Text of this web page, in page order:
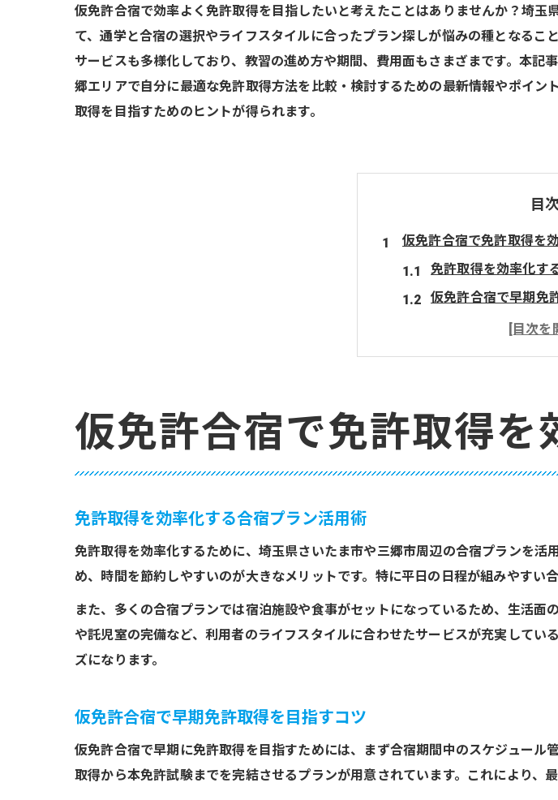
仮免許合宿で効率よく免許取得を目指したいと考えたことはありませんか？埼
て、通学と合宿の選択やライフスタイルに合ったプラン探しが悩みの種となる
サービスも多様化しており、教習の進め方や期間、費用面もさまざまです。本
郷エリアで自分に最適な免許取得方法を比較・検討するための最新情報やポイ
取得を目指すためのヒントが得られます。
目
仮免許合宿で免許取得を
免許取得を効率化す
仮免許合宿で早期免
家事と両立できる免
免許取得に向けた教
埼玉県さいたま市三郷市
免許取得に最適な合
三郷市で免許取得す
口コミで選ぶ！三郷
通学と合宿どっちが安い
免許取得コストを抑
合宿免許はいつが安
三郷エリアで免許取得プ
自分に合う免許取得
仮免許合宿で免許取得を
免許取得を効率化する合宿プラン活用術
免許取得を効率化するために、埼玉県さいたま市や三郷市周辺の合宿プランを
め、時間を節約しやすいのが大きなメリットです。特に平日の日程が組みやすい
また、多くの合宿プランでは宿泊施設や食事がセットになっているため、生活
や託児室の完備など、利用者のライフスタイルに合わせたサービスが充実して
ズになります。
仮免許合宿で早期免許取得を目指すコツ
仮免許合宿で早期に免許取得を目指すためには、まず合宿期間中のスケジュー
取得から本免許試験までを完結させるプランが用意されています。これにより、